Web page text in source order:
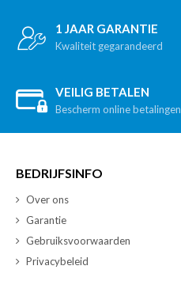
1 JAAR GARANTIE
Kwaliteit gegarandeerd
VEILIG BETALEN
Bescherm online betalingen
BEDRIJFSINFO
Over ons
Garantie
Gebruiksvoorwaarden
Privacybeleid